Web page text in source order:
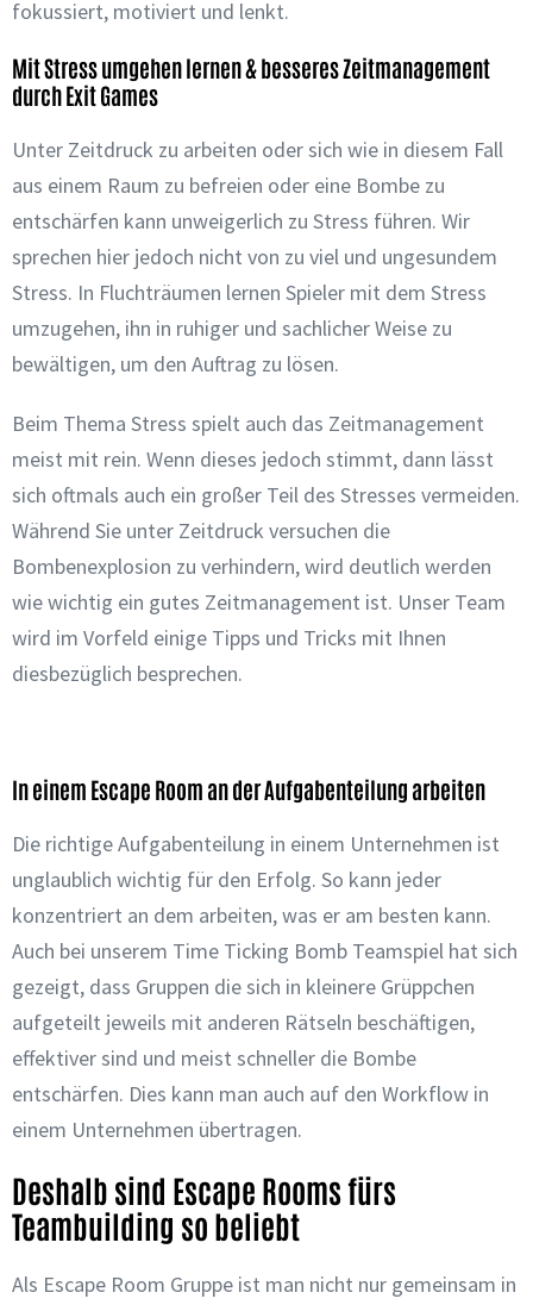
fokussiert, motiviert und lenkt.
Mit Stress umgehen lernen & besseres Zeitmanagement
durch Exit Games
Unter Zeitdruck zu arbeiten oder sich wie in diesem Fall
aus einem Raum zu befreien oder eine Bombe zu
entschärfen kann unweigerlich zu Stress führen. Wir
sprechen hier jedoch nicht von zu viel und ungesundem
Stress. In Fluchträumen lernen Spieler mit dem Stress
umzugehen, ihn in ruhiger und sachlicher Weise zu
bewältigen, um den Auftrag zu lösen.
Beim Thema Stress spielt auch das Zeitmanagement
meist mit rein. Wenn dieses jedoch stimmt, dann lässt
sich oftmals auch ein großer Teil des Stresses vermeiden.
Während Sie unter Zeitdruck versuchen die
Bombenexplosion zu verhindern, wird deutlich werden
wie wichtig ein gutes Zeitmanagement ist. Unser Team
wird im Vorfeld einige Tipps und Tricks mit Ihnen
diesbezüglich besprechen.
In einem Escape Room an der Aufgabenteilung arbeiten
Die richtige Aufgabenteilung in einem Unternehmen ist
unglaublich wichtig für den Erfolg. So kann jeder
konzentriert an dem arbeiten, was er am besten kann.
Auch bei unserem Time Ticking Bomb Teamspiel hat sich
gezeigt, dass Gruppen die sich in kleinere Grüppchen
aufgeteilt jeweils mit anderen Rätseln beschäftigen,
effektiver sind und meist schneller die Bombe
entschärfen. Dies kann man auch auf den Workflow in
einem Unternehmen übertragen.
Deshalb sind Escape Rooms fürs
Teambuilding so beliebt
Als Escape Room Gruppe ist man nicht nur gemeinsam in